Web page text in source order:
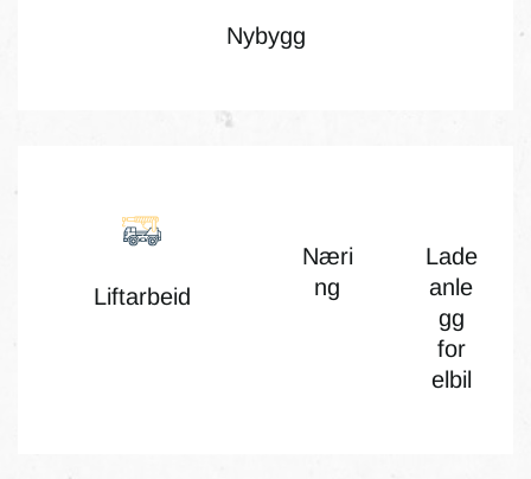
Nybygg
Liftarbeid
Næri
ng
Lade
anle
gg
for
elbil